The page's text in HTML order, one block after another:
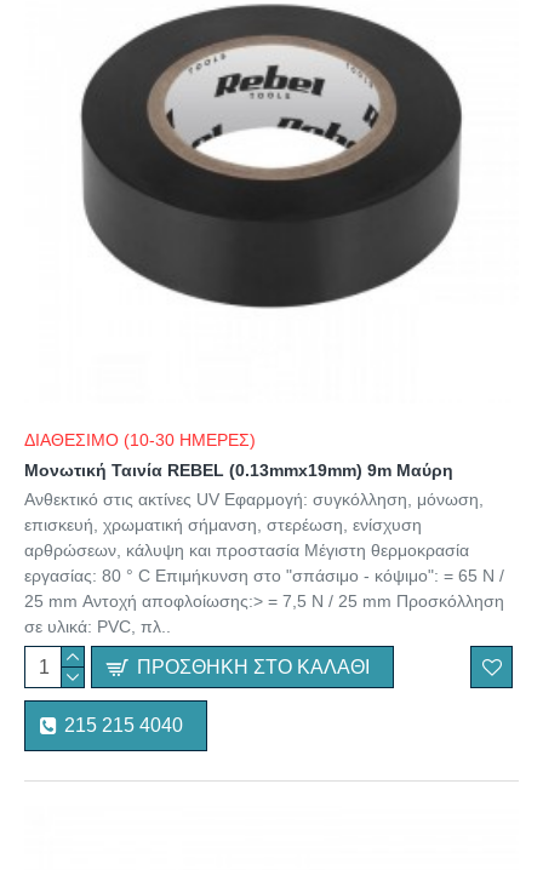
ΔΙΑΘΕΣΙΜΟ (10-30 ΗΜΕΡΕΣ)
Μονωτική Ταινία REBEL (0.13mmx19mm) 9m Μαύρη
Ανθεκτικό στις ακτίνες UV Εφαρμογή: συγκόλληση, μόνωση,
επισκευή, χρωματική σήμανση, στερέωση, ενίσχυση
αρθρώσεων, κάλυψη και προστασία Μέγιστη θερμοκρασία
εργασίας: 80 ° C Επιμήκυνση στο "σπάσιμο - κόψιμο": = 65 N /
25 mm Αντοχή αποφλοίωσης:> = 7,5 N / 25 mm Προσκόλληση
σε υλικά: PVC, πλ..
ΠΡΟΣΘΉΚΗ ΣΤΟ ΚΑΛΆΘΙ
215 215 4040